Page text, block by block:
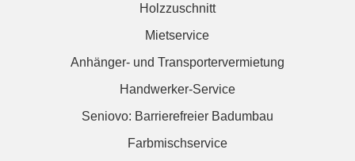
Holzzuschnitt
Mietservice
Anhänger- und Transportervermietung
Handwerker-Service
Seniovo: Barrierefreier Badumbau
Farbmischservice